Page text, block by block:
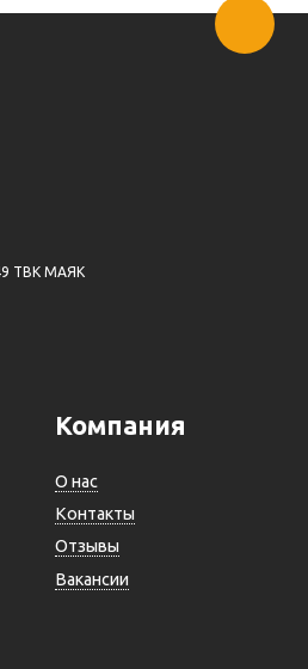
ТВК МАЯК
Компания
О нас
Контакты
Отзывы
Вакансии